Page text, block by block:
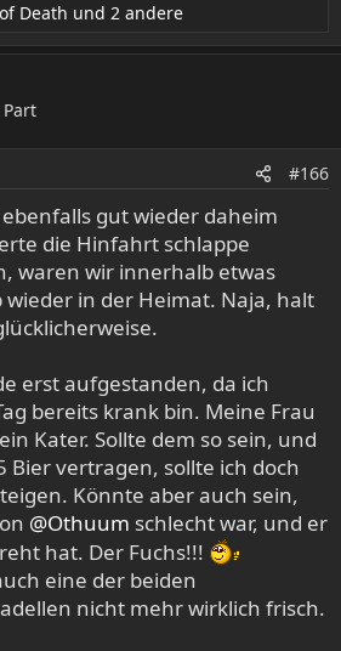
Death und 2 andere
#166
gut wieder daheim
die Hinfahrt schlappe
waren wir innerhalb etwas
in der Heimat. Naja, halt
erst aufgestanden, da ich
bereits krank bin. Meine Frau
Kater. Sollte dem so sein, und
Bier vertragen, sollte ich doch
Könnte aber auch sein,
@Othuum schlecht war, und er
hat. Der Fuchs!!!
eine der beiden
nicht mehr wirklich frisch.